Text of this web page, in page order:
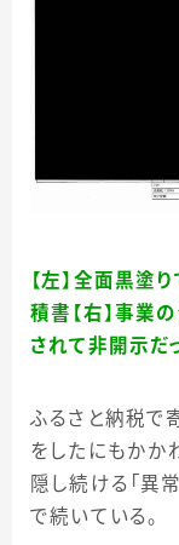
【左】全面黒塗
積書【右】事業
されて非開示だ
ふるさと納税で
をしたにもかか
隠し続ける「異
で続いている。